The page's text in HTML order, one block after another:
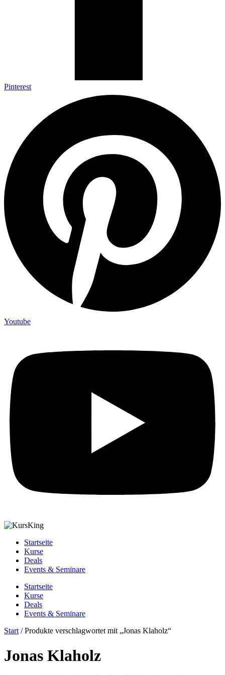
Pinterest
Youtube
Startseite
Kurse
Deals
Events & Seminare
Startseite
Kurse
Deals
Events & Seminare
Start / Produkte verschlagwortet mit „Jonas Klaholz“
Jonas Klaholz